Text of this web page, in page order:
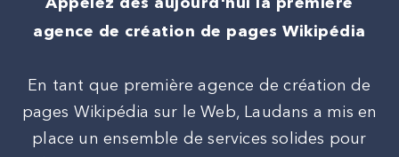
Appelez dès aujourd'hui la première
agence de création de pages Wikipédia
En tant que première agence de création de
pages Wikipédia sur le Web, Laudans a mis en
place un ensemble de services solides pour